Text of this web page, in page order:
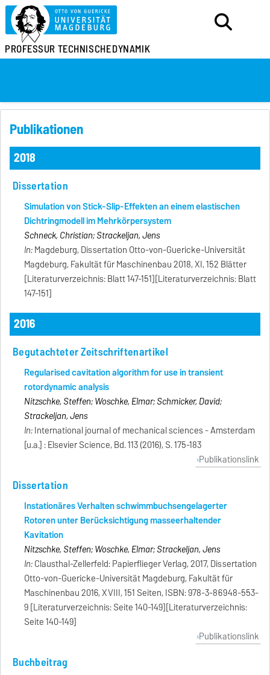
PROFESSURTECHNISCHEDYNAMIK
Publikationen
2018
Dissertation
Simulation von Stick-Slip-Effekten an einem elastischen
Dichtringmodell im Mehrkörpersystem
Schneck, Christian; Strackeljan, Jens
In:Magdeburg, Dissertation Otto-von-Guericke-Universität
Magdeburg, Fakultät für Maschinenbau 2018, XI, 152 Blätter
[Literaturverzeichnis: Blatt 147-151][Literaturverzeichnis: Blatt
147-151]
2016
Begutachteter Zeitschriftenartikel
Regularised cavitation algorithm for use in transient
rotordynamic analysis
Nitzschke, Steffen; Woschke, Elmar; Schmicker, David;
Strackeljan, Jens
In:International journal of mechanical sciences - Amsterdam
[u.a.] : Elsevier Science, Bd. 113 (2016), S. 175-183
Publikationslink
Dissertation
Instationäres Verhalten schwimmbuchsengelagerter
Rotoren unter Berücksichtigung masseerhaltender
Kavitation
Nitzschke, Steffen; Woschke, Elmar; Strackeljan, Jens
In:Clausthal-Zellerfeld: Papierflieger Verlag, 2017, Dissertation
Otto-von-Guericke-Universität Magdeburg, Fakultät für
Maschinenbau 2016, XVIII, 151 Seiten, ISBN: 978-3-86948-553-
9 [Literaturverzeichnis: Seite 140-149][Literaturverzeichnis:
Seite 140-149]
Publikationslink
Buchbeitrag